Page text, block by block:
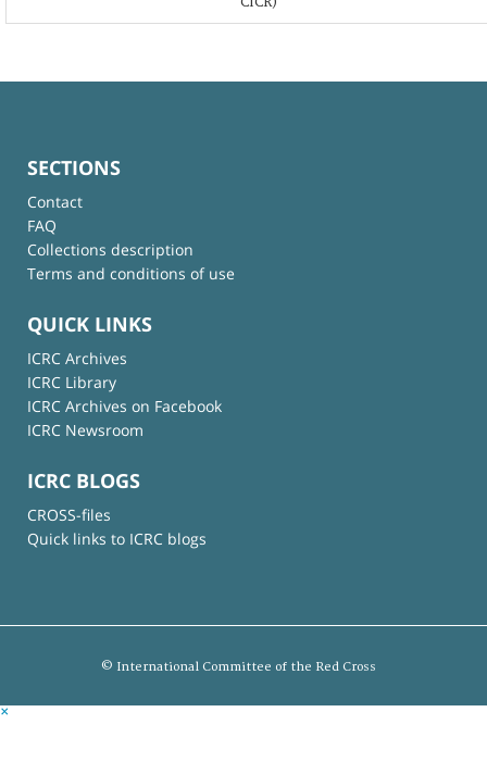
SECTIONS
Contact
FAQ
Collections description
Terms and conditions of use
QUICK LINKS
ICRC Archives
ICRC Library
ICRC Archives on Facebook
ICRC Newsroom
ICRC BLOGS
CROSS-files
Quick links to ICRC blogs
© International Committee of the Red Cross
×